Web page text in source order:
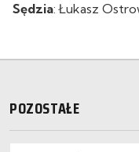
Sędzia: Łukasz
POZOSTAŁE